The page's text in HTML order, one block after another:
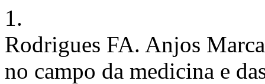
1.
Rodrigues FA. Anjos
no campo da medicina e